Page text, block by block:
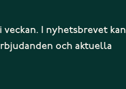
veckan. I nyhetsbrevet kan
och aktuella